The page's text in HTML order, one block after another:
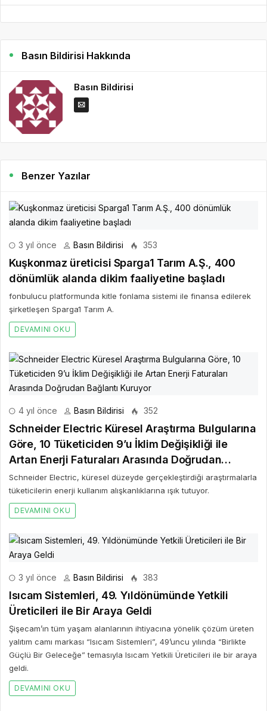
Basın Bildirisi Hakkında
Basın Bildirisi
Benzer Yazılar
3 yıl önce Basın Bildirisi 353
Kuşkonmaz üreticisi Sparga1 Tarım A.Ş., 400
dönümlük alanda dikim faaliyetine başladı
fonbulucu platformunda kitle fonlama sistemi ile finansa edilerek
şirketleşen Sparga1 Tarım A.
DEVAMINI OKU
4 yıl önce Basın Bildirisi 352
Schneider Electric Küresel Araştırma Bulgularına
Göre, 10 Tüketiciden 9’u İklim Değişikliği ile
Artan Enerji Faturaları Arasında Doğrudan
Bağlantı Kuruyor
Schneider Electric, küresel düzeyde gerçekleştirdiği araştırmalarla
tüketicilerin enerji kullanım alışkanlıklarına ışık tutuyor.
DEVAMINI OKU
3 yıl önce Basın Bildirisi 383
Isıcam Sistemleri, 49. Yıldönümünde Yetkili
Üreticileri ile Bir Araya Geldi
Şişecam’ın tüm yaşam alanlarının ihtiyacına yönelik çözüm üreten
yalıtım camı markası “Isıcam Sistemleri”, 49’uncu yılında “Birlikte
Güçlü Bir Geleceğe” temasıyla Isıcam Yetkili Üreticileri ile bir araya
geldi.
DEVAMINI OKU